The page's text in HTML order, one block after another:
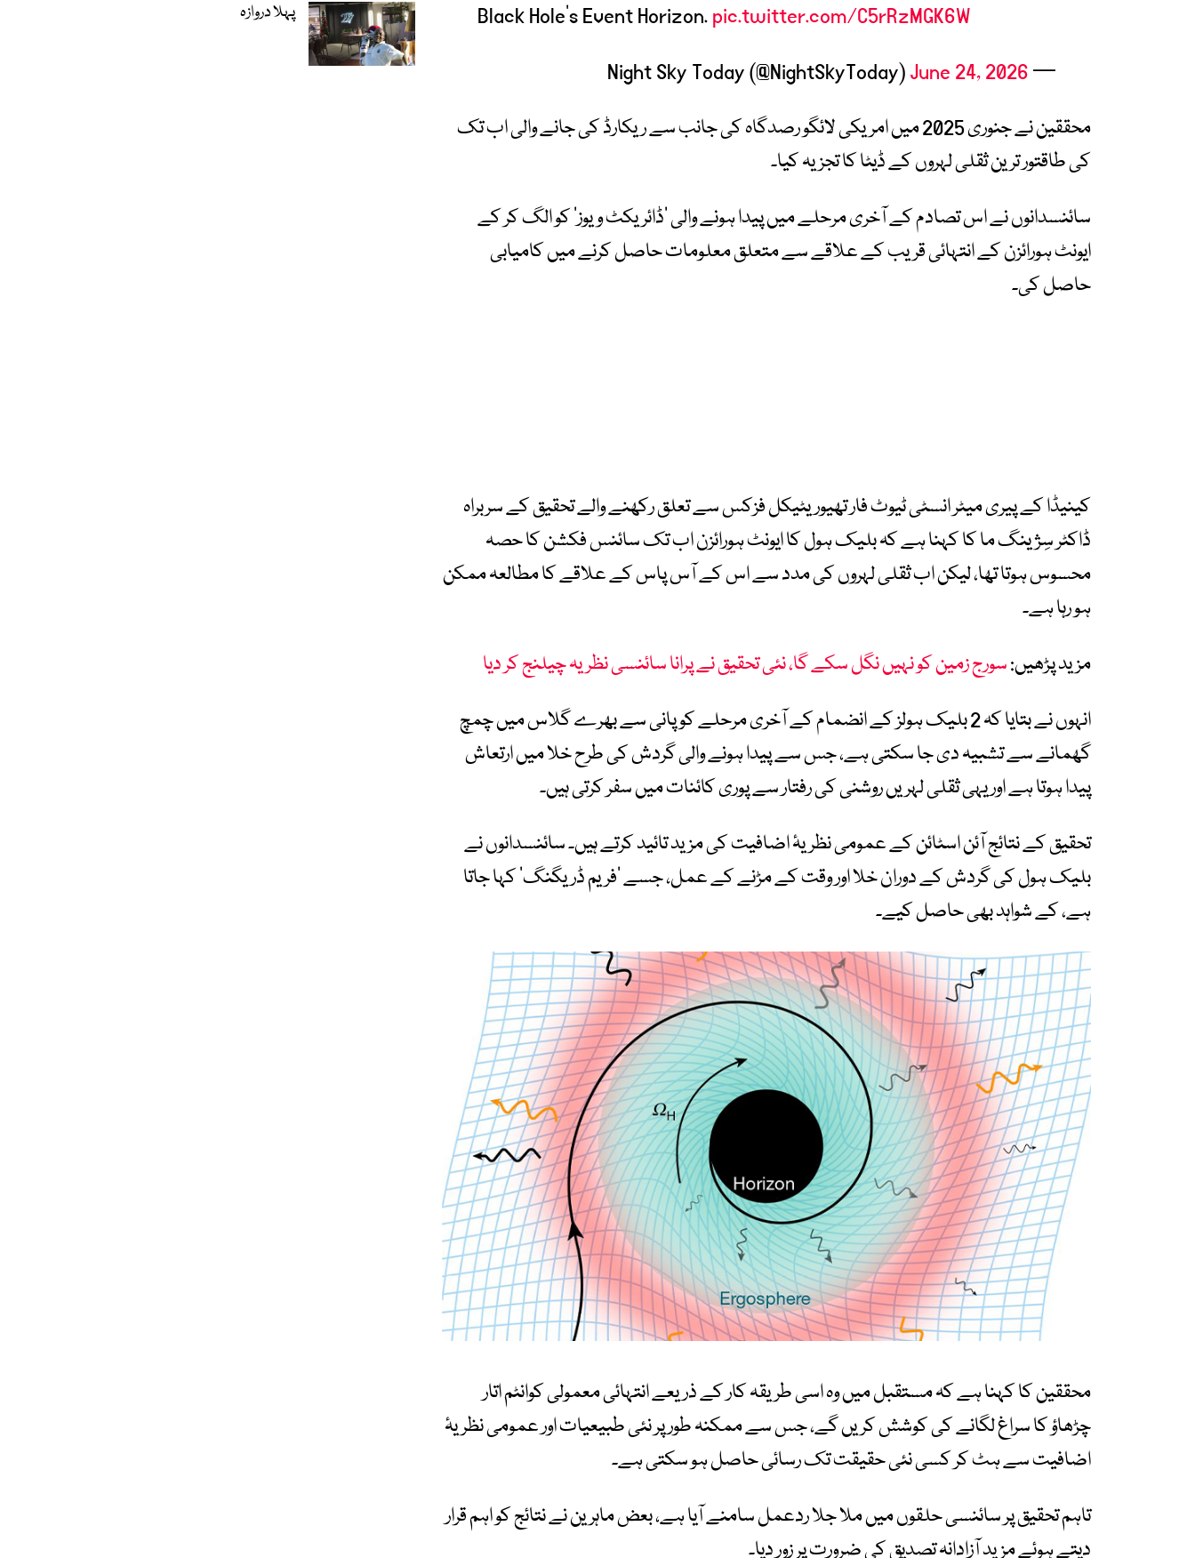
Black Hole's Event Horizon.pic.twitter.com/C5rRzMGK6W
— Night Sky Today (@NightSkyToday)
June 24, 2026
محققین نے جنوری 2025 میں امریکی لائگو رصدگاہ کی جانب سے ریکارڈ کی جانے والی اب تک
کی طاقتور ترین ثقلی لہروں کے ڈیٹا کا تجزیہ کیا۔
سائنسدانوں نے اس تصادم کے آخری مرحلے میں پیدا ہونے والی ‘ڈائریکٹ ویوز’ کو الگ کر کے
ایونٹ ہورائزن کے انتہائی قریب کے علاقے سے متعلق معلومات حاصل کرنے میں کامیابی
حاصل کی۔
کینیڈا کے پیری میٹر انسٹی ٹیوٹ فار تھیوریٹیکل فزکس سے تعلق رکھنے والے تحقیق کے سربراہ
ڈاکٹر سِژینگ ما کا کہنا ہے کہ بلیک ہول کا ایونٹ ہورائزن اب تک سائنس فکشن کا حصہ
محسوس ہوتا تھا، لیکن اب ثقلی لہروں کی مدد سے اس کے آس پاس کے علاقے کا مطالعہ ممکن
ہو رہا ہے۔
مزید پڑھیں:سورج زمین کو نہیں نگل سکے گا، نئی تحقیق نے پرانا سائنسی نظریہ چیلنج کر دیا
انہوں نے بتایا کہ 2 بلیک ہولز کے انضمام کے آخری مرحلے کو پانی سے بھرے گلاس میں چمچ
گھمانے سے تشبیہ دی جا سکتی ہے، جس سے پیدا ہونے والی گردش کی طرح خلا میں ارتعاش
پیدا ہوتا ہے اور یہی ثقلی لہریں روشنی کی رفتار سے پوری کائنات میں سفر کرتی ہیں۔
تحقیق کے نتائج آئن اسٹائن کے عمومی نظریۂ اضافیت کی مزید تائید کرتے ہیں۔ سائنسدانوں نے
بلیک ہول کی گردش کے دوران خلا اور وقت کے مڑنے کے عمل، جسے ‘فریم ڈریگنگ’ کہا جاتا
ہے، کے شواہد بھی حاصل کیے۔
محققین کا کہنا ہے کہ مستقبل میں وہ اسی طریقہ کار کے ذریعے انتہائی معمولی کوانٹم اتار
چڑھاؤ کا سراغ لگانے کی کوشش کریں گے، جس سے ممکنہ طور پر نئی طبیعیات اور عمومی نظریۂ
اضافیت سے ہٹ کر کسی نئی حقیقت تک رسائی حاصل ہو سکتی ہے۔
تاہم تحقیق پر سائنسی حلقوں میں ملا جلا ردعمل سامنے آیا ہے، بعض ماہرین نے نتائج کو اہم قرار
دیتے ہوئے مزید آزادانہ تصدیق کی ضرورت پر زور دیا۔
پہلا دروازہ